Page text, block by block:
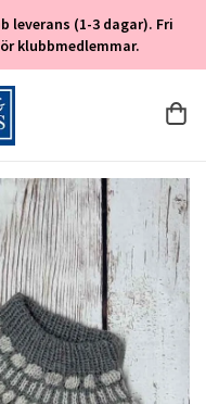
leverans (1-3 dagar). Fri
klubbmedlemmar.